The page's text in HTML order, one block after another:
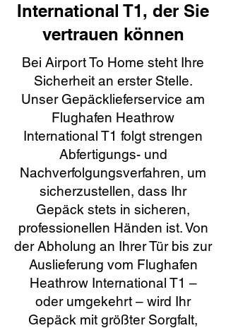
International T1, der Sie
vertrauen können
Bei Airport To Home steht Ihre
Sicherheit an erster Stelle.
Unser Gepäcklieferservice am
Flughafen Heathrow
International T1 folgt strengen
Abfertigungs- und
Nachverfolgungsverfahren, um
sicherzustellen, dass Ihr
Gepäck stets in sicheren,
professionellen Händen ist. Von
der Abholung an Ihrer Tür bis zur
Auslieferung vom Flughafen
Heathrow International T1 –
oder umgekehrt – wird Ihr
Gepäck mit größter Sorgfalt,